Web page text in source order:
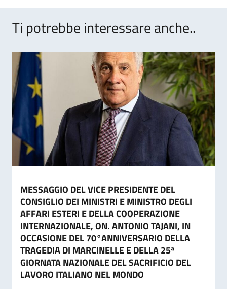
Ti potrebbe interessare anche..
MESSAGGIO DEL VICE PRESIDENTE DEL
CONSIGLIO DEI MINISTRI E MINISTRO DEGLI
AFFARI ESTERI E DELLA COOPERAZIONE
INTERNAZIONALE, ON. ANTONIO TAJANI, IN
OCCASIONE DEL 70°ANNIVERSARIO DELLA
TRAGEDIA DI MARCINELLE E DELLA 25ª
GIORNATA NAZIONALE DEL SACRIFICIO DEL
LAVORO ITALIANO NEL MONDO